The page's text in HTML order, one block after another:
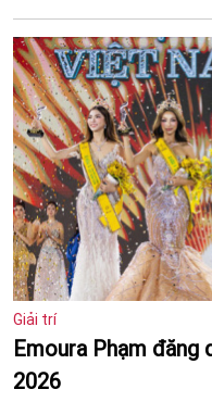
Giải trí
Emoura Phạm đăng
2026